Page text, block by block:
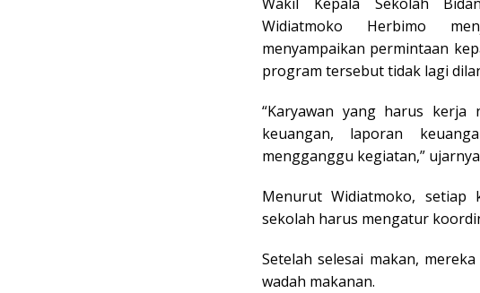
Widiatmoko Herbimo
menyampaikan permintaan
program tersebut tidak lagi
“Karyawan yang harus kerja
keuangan, laporan
mengganggu kegiatan,”
Menurut Widiatmoko, setiap
sekolah harus mengatur
Setelah selesai makan,
wadah makanan.